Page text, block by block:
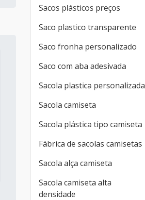
Sacos plásticos preços
Saco plastico transparente
Saco fronha personalizado
Saco com aba adesivada
Sacola plastica personalizada
Sacola camiseta
Sacola plástica tipo camiseta
Fábrica de sacolas camisetas
Sacola alça camiseta
Sacola camiseta alta
densidade